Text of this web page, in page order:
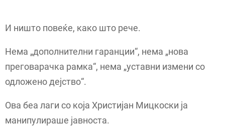
И ништо повеќе, како што рече.
Нема „дополнителни гаранции“, нема „нова
преговарачка рамка“, нема „уставни измени со
одложено дејство“.
Ова беа лаги со која Христијан Мицкоски ја
манипулираше јавноста.